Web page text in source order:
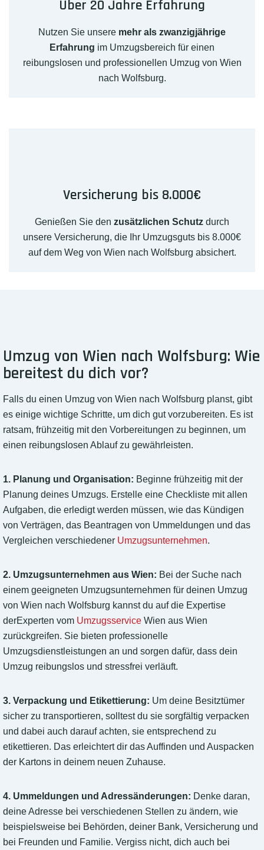
Über 20 Jahre Erfahrung
Nutzen Sie unsere mehr als zwanzigjährige
Erfahrung im Umzugsbereich für einen
reibungslosen und professionellen Umzug von Wien
nach Wolfsburg.
Versicherung bis 8.000€
Genießen Sie den zusätzlichen Schutz durch
unsere Versicherung, die Ihr Umzugsguts bis 8.000€
auf dem Weg von Wien nach Wolfsburg absichert.
Umzug von Wien nach Wolfsburg: Wie
bereitest du dich vor?
Falls du einen Umzug von Wien nach Wolfsburg planst, gibt
es einige wichtige Schritte, um dich gut vorzubereiten. Es ist
ratsam, frühzeitig mit den Vorbereitungen zu beginnen, um
einen reibungslosen Ablauf zu gewährleisten.
1. Planung und Organisation: Beginne frühzeitig mit der
Planung deines Umzugs. Erstelle eine Checkliste mit allen
Aufgaben, die erledigt werden müssen, wie das Kündigen
von Verträgen, das Beantragen von Ummeldungen und das
Vergleichen verschiedener Umzugsunternehmen.
2. Umzugsunternehmen aus Wien: Bei der Suche nach
einem geeigneten Umzugsunternehmen für deinen Umzug
von Wien nach Wolfsburg kannst du auf die Expertise
derExperten vom Umzugsservice Wien aus Wien
zurückgreifen. Sie bieten professionelle
Umzugsdienstleistungen an und sorgen dafür, dass dein
Umzug reibungslos und stressfrei verläuft.
3. Verpackung und Etikettierung: Um deine Besitztümer
sicher zu transportieren, solltest du sie sorgfältig verpacken
und dabei auch darauf achten, sie entsprechend zu
etikettieren. Das erleichtert dir das Auffinden und Auspacken
der Kartons in deinem neuen Zuhause.
4. Ummeldungen und Adressänderungen: Denke daran,
deine Adresse bei verschiedenen Stellen zu ändern, wie
beispielsweise bei Behörden, deiner Bank, Versicherung und
bei Freunden und Familie. Vergiss nicht, dich auch bei